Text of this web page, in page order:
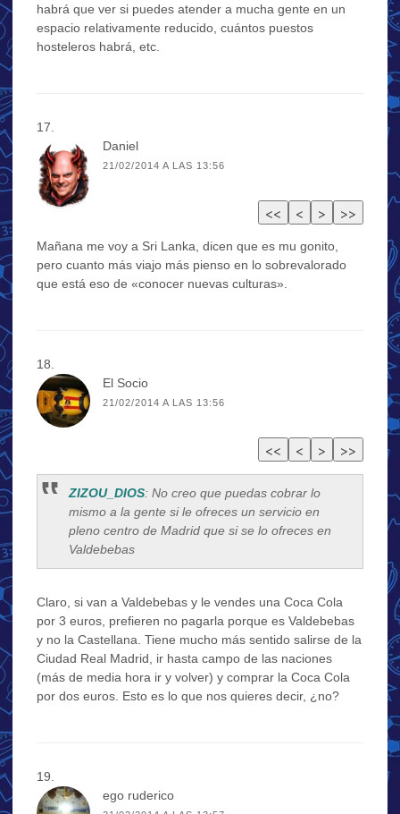
habrá que ver si puedes atender a mucha gente en un
espacio relativamente reducido, cuántos puestos
hosteleros habrá, etc.
Daniel
21/02/2014 A LAS 13:56
Mañana me voy a Sri Lanka, dicen que es mu gonito,
pero cuanto más viajo más pienso en lo sobrevalorado
que está eso de «conocer nuevas culturas».
El Socio
21/02/2014 A LAS 13:56
ZIZOU_DIOS: No creo que puedas cobrar lo
mismo a la gente si le ofreces un servicio en
pleno centro de Madrid que si se lo ofreces en
Valdebebas
Claro, si van a Valdebebas y le vendes una Coca Cola
por 3 euros, prefieren no pagarla porque es Valdebebas
y no la Castellana. Tiene mucho más sentido salirse de la
Ciudad Real Madrid, ir hasta campo de las naciones
(más de media hora ir y volver) y comprar la Coca Cola
por dos euros. Esto es lo que nos quieres decir, ¿no?
ego ruderico